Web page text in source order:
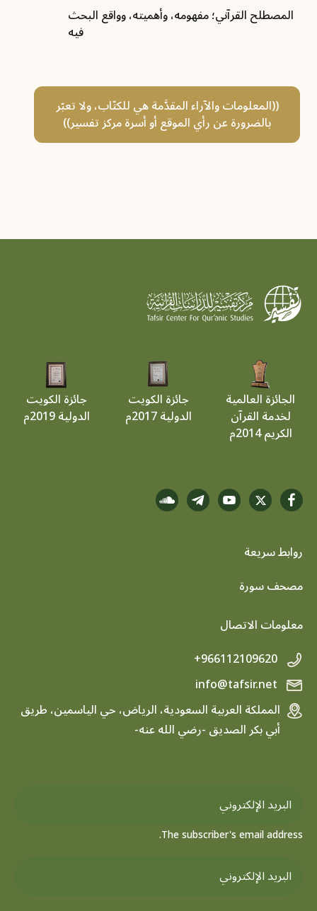
المصطلح القرآني؛ مفهومه، وأهميته، وواقع البحث
فيه
((المعلومات والآراء المقدَّمة هي للكتّاب، ولا تعبّر
بالضرورة عن رأي الموقع أو أسرة مركز تفسير))
الجائزة العالمية
لخدمة القرآن
الكريم 2014م
جائزة الكويت
الدولية 2017م
جائزة الكويت
الدولية 2019م
روابط سريعة
footer menu
مصحف سورة
معلومات الاتصال
+966112109620
المملكة العربية السعودية، الرياض، حي الياسمين، طريق
أبي بكر الصديق -رضي الله عنه-
The subscriber's email address.